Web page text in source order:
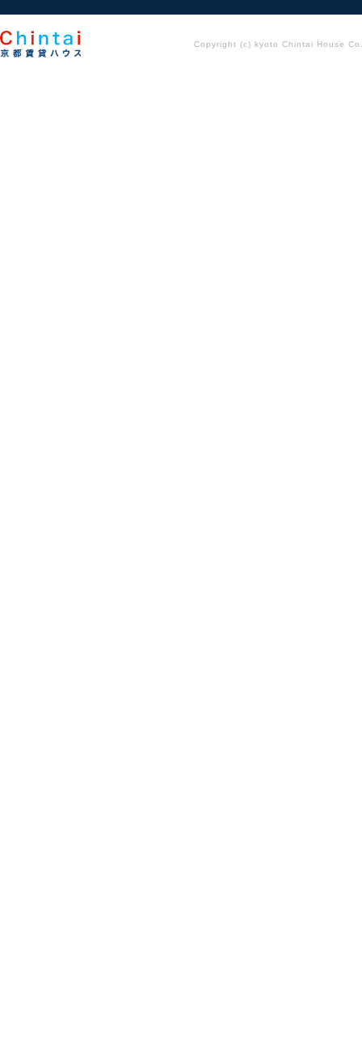
Copyright (c) kyoto Chintai House